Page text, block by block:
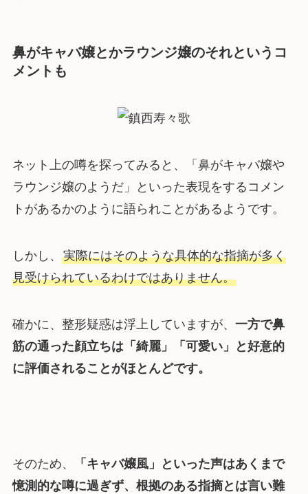
鼻がキャバ嬢とかラウンジ嬢のそれというコ
メントも
ネット上の噂を探ってみると、「鼻がキャバ嬢や
ラウンジ嬢のようだ」といった表現をするコメン
トがあるかのように語られことがあるようです。
しかし、 実際にはそのような具体的な指摘が多く
見受けられているわけではありません。
確かに、整形疑惑は浮上していますが、 一方で鼻
筋の通った顔立ちは「綺麗」「可愛い」と好意的
に評価されることがほとんどです。
そのため、
「キャバ嬢風」といった声はあくまで
憶測的な噂に過ぎず、根拠のある指摘とは言い難